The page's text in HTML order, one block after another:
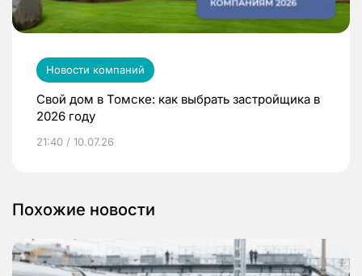
Новости компаний
Свой дом в Томске: как выбрать застройщика в
2026 году
21:40 / 10.07.26
Похожие новости